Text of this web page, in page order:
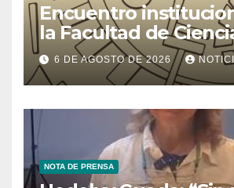
Encuentro
la Facultad de
Ministerio de Ciencia
Tecnología
6 DE AGOSTO DE 2026
NOTA DE PRENSA